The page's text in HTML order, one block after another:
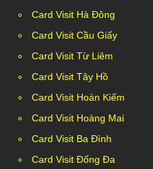
Card Visit Hà Đông
Card Visit Cầu Giấy
Card Visit Từ Liêm
Card Visit Tây Hồ
Card Visit Hoàn Kiếm
Card Visit Hoàng Mai
Card Visit Ba Đình
Card Visit Đống Đa